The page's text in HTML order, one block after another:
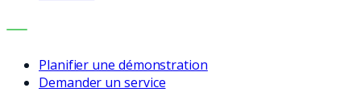
CONTACT
Planifier une démonstration
Demander un service